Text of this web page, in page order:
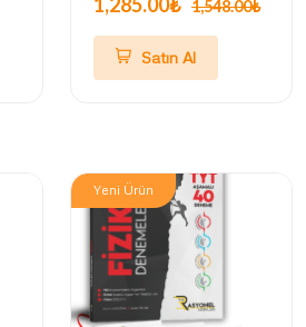
1,548.00₺
Satın Al
Yeni Ürün